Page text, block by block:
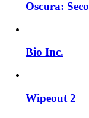
Oscura:
Bio Inc.
Wipeout 2